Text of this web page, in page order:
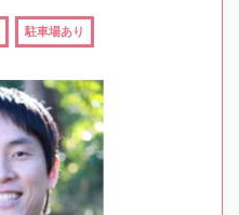
駐車場あり